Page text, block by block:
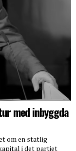
med inbyggda
om en statlig
i det partiet